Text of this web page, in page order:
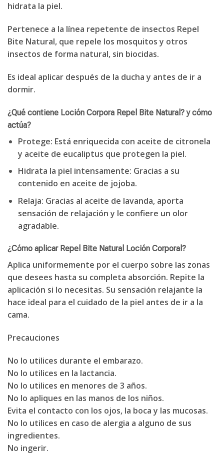
hidrata la piel.
Pertenece a la línea repetente de insectos Repel
Bite Natural, que repele los mosquitos y otros
insectos de forma natural, sin biocidas.
Es ideal aplicar después de la ducha y antes de ir a
dormir.
¿Qué contiene Loción Corpora Repel Bite Natural? y cómo
actúa?
Protege: Está enriquecida con aceite de citronela
y aceite de eucaliptus que protegen la piel.
Hidrata la piel intensamente: Gracias a su
contenido en aceite de jojoba.
Relaja: Gracias al aceite de lavanda, aporta
sensación de relajación y le confiere un olor
agradable.
¿Cómo aplicar Repel Bite Natural Loción Corporal?
Aplica uniformemente por el cuerpo sobre las zonas
que desees hasta su completa absorción. Repite la
aplicación si lo necesitas. Su sensación relajante la
hace ideal para el cuidado de la piel antes de ir a la
cama.
Precauciones
No lo utilices durante el embarazo.
No lo utilices en la lactancia.
No lo utilices en menores de 3 años.
No lo apliques en las manos de los niños.
Evita el contacto con los ojos, la boca y las mucosas.
No lo utilices en caso de alergia a alguno de sus
ingredientes.
No ingerir.